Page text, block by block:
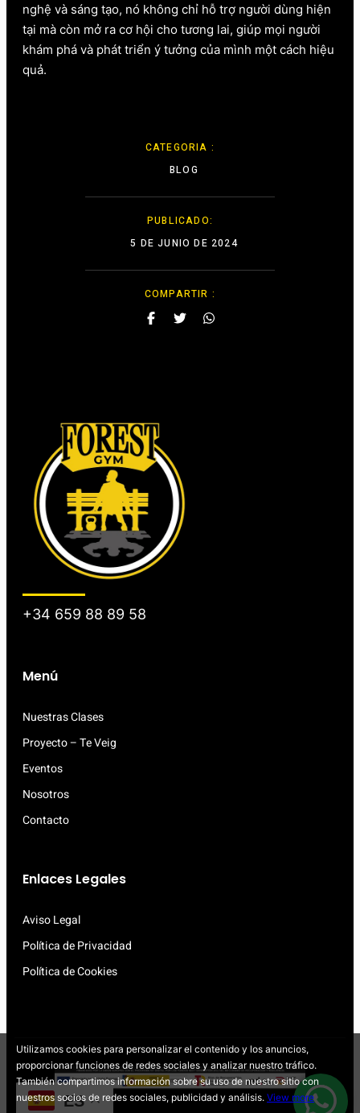
CATEGORIA :
BLOG
PUBLICADO:
5 DE JUNIO DE 2024
COMPARTIR :
nghệ và sáng tạo, nó không chỉ hỗ trợ người dùng hiện
tại mà còn mở ra cơ hội cho tương lai, giúp mọi người
khám phá và phát triển ý tưởng của mình một cách hiệu
quả.
+34 659 88 89 58
Menú
Nuestras Clases
Proyecto – Te Veig
Eventos
Nosotros
Contacto
Enlaces Legales
Aviso Legal
Política de Privacidad
Política de Cookies
ES
Utilizamos cookies para personalizar el contenido y los anuncios,
proporcionar funciones de redes sociales y analizar nuestro tráfico.
También compartimos información sobre su uso de nuestro sitio con
nuestros socios de redes sociales, publicidad y análisis. View more